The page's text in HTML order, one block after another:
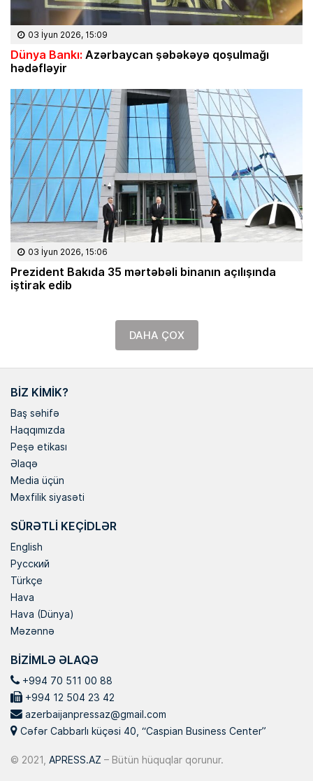
03 İyun 2026, 15:09
Dünya Bankı: Azərbaycan şəbəkəyə qoşulmağı
hədəfləyir
03 İyun 2026, 15:06
Prezident Bakıda 35 mərtəbəli binanın açılışında
iştirak edib
DAHA ÇOX
BIZ KIMIK?
Baş səhifə
Haqqımızda
Peşə etikası
Əlaqə
Media üçün
Məxfilik siyasəti
SÜRƏTLI KEÇIDLƏR
English
Русский
Türkçe
Hava
Hava (Dünya)
Məzənnə
BIZIMLƏ ƏLAQƏ
+994 70 511 00 88
+994 12 504 23 42
azerbaijanpressaz@gmail.com
Cəfər Cabbarlı küçəsi 40, “Caspian Business Center”
© 2021, APRESS.AZ – Bütün hüquqlar qorunur.